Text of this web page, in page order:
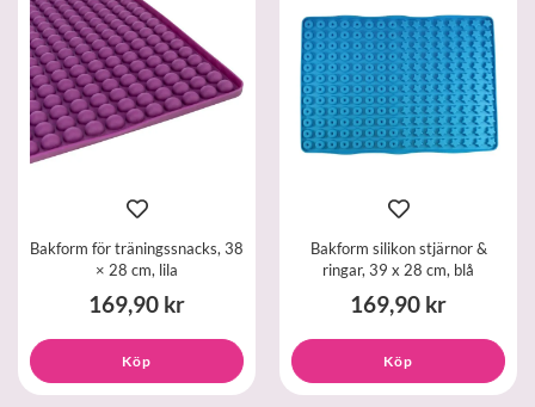
Bakform för träningssnacks, 38
× 28 cm, lila
169,90 kr
Köp
Bakform silikon stjärnor &
ringar, 39 x 28 cm, blå
169,90 kr
Köp